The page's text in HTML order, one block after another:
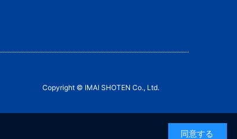
Copyright © IMAI SHOTEN Co., Ltd.
同意する